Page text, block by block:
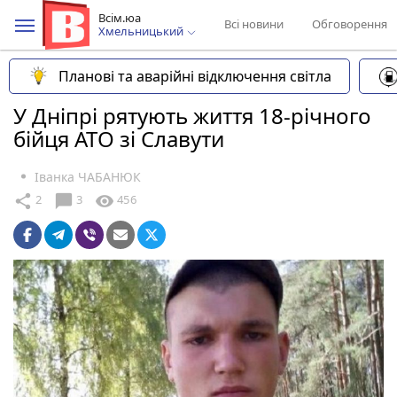
Всім.юа
Хмельницький
Всі новини Обговорення
Планові та аварійні відключення світла
У Дніпрі рятують життя 18-річного
бійця АТО зі Славути
Іванка ЧАБАНЮК
share 2 chat_bubble 3 visibility 456